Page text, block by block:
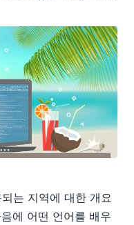
는 지역에 대한 개요
에 어떤 언어를 배우